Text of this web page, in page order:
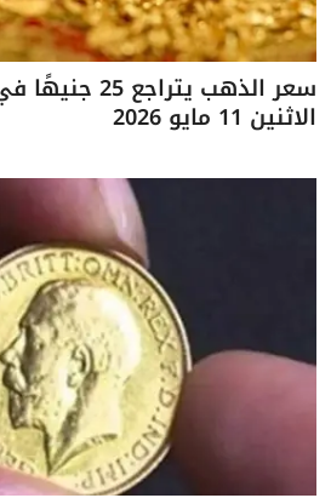
سعر الذهب
الاثنين 11 مايو 2026